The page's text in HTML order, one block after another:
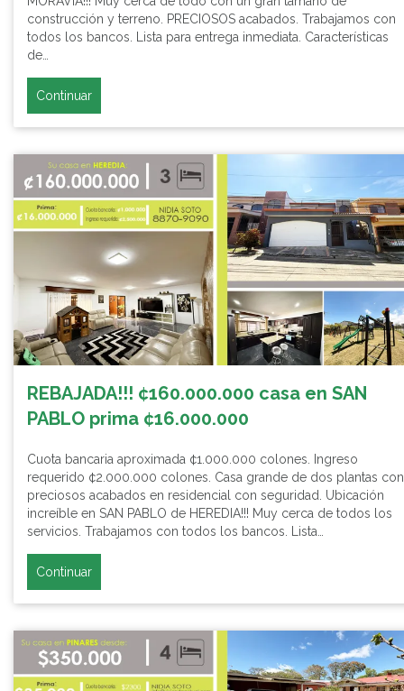
construcción y terreno. PRECIOSOS acabados. Trabajamos con
todos los bancos. Lista para entrega inmediata. Características
de…
Continuar
REBAJADA!!! ¢160.000.000 casa en SAN
PABLO prima ¢16.000.000
Cuota bancaria aproximada ¢1.000.000 colones. Ingreso
requerido ¢2.000.000 colones. Casa grande de dos plantas con
preciosos acabados en residencial con seguridad. Ubicación
increíble en SAN PABLO de HEREDIA!!! Muy cerca de todos los
servicios. Trabajamos con todos los bancos. Lista…
Continuar